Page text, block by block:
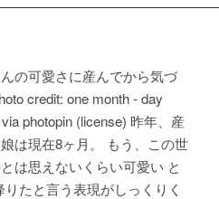
の可愛さに産んでから気づ
credit: one month - day
photopin (license) 昨年、産
は現在8ヶ月。 もう、この世
は思えないくらい可愛い と
たと言う表現がしっくりく